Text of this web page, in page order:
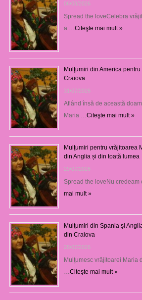
06/08/2026
Spread the loveCelebra
a …Citeşte mai mult »
Mulţumiri din America
Craiova
31/07/2026
Aflând însă de această
Maria …Citeşte mai mult »
Mulţumiri pentru vrăjitoarea
din Anglia și din toată lumea
29/07/2026
Spread the loveNu
mai mult »
Mulţumiri din Spania şi
din Craiova
28/07/2026
Mulţumesc vrăjitoarei Maria
…Citeşte mai mult »